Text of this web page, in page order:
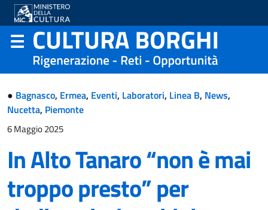
● Bagnasco, Ermea, Eventi, Laboratori, Linea B, News,
Nucetta, Piemonte
6 Maggio 2025
In Alto Tanaro “non è mai
troppo presto” per